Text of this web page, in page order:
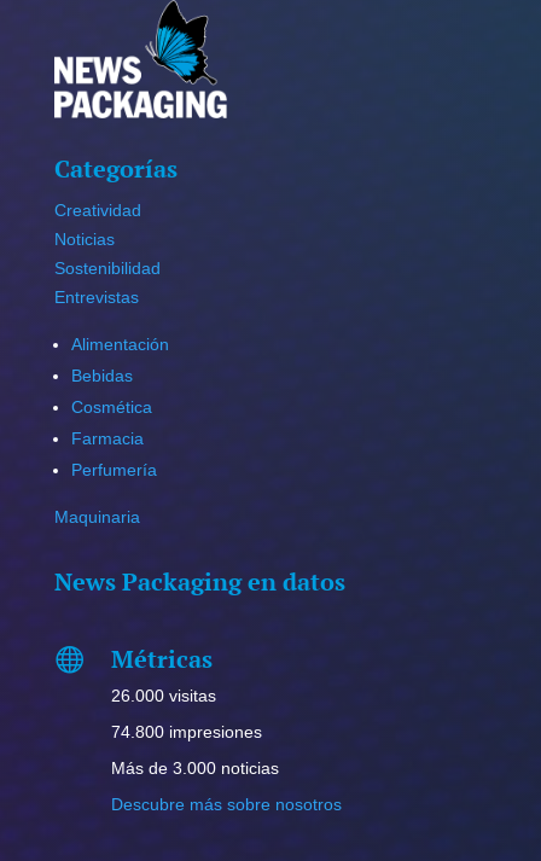
Categorías
Creatividad
Noticias
Sostenibilidad
Entrevistas
Alimentación
Bebidas
Cosmética
Farmacia
Perfumería
Maquinaria
News Packaging en datos
 Métricas
26.000 visitas
74.800 impresiones
Más de 3.000 noticias
Descubre más sobre nosotros